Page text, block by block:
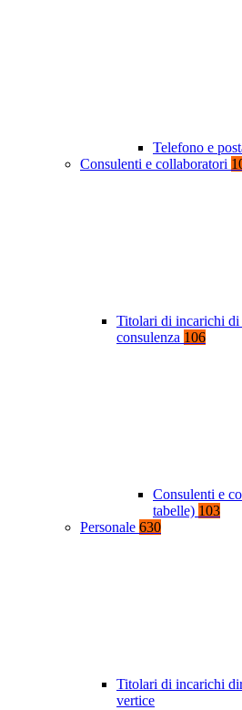
Telefono e
Consulenti e collaboratori
Titolari di incarichi di
consulenza 106
Consulenti e
tabelle) 103
Personale 630
Titolari di incarichi
vertice